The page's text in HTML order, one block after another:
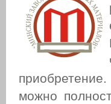
можно